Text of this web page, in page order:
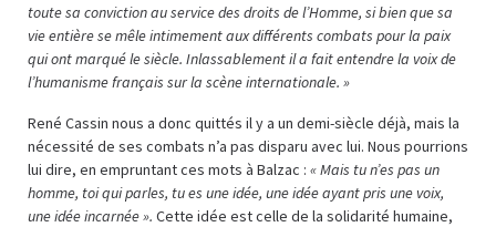
toute sa conviction au service des droits de l’Homme, si bien que sa
vie entière se mêle intimement aux différents combats pour la paix
qui ont marqué le siècle. Inlassablement il a fait entendre la voix de
l’humanisme français sur la scène internationale. »
René Cassin nous a donc quittés il y a un demi-siècle déjà, mais la
nécessité de ses combats n’a pas disparu avec lui. Nous pourrions
lui dire, en empruntant ces mots à Balzac : « Mais tu n’es pas un
homme, toi qui parles, tu es une idée, une idée ayant pris une voix,
une idée incarnée ». Cette idée est celle de la solidarité humaine,